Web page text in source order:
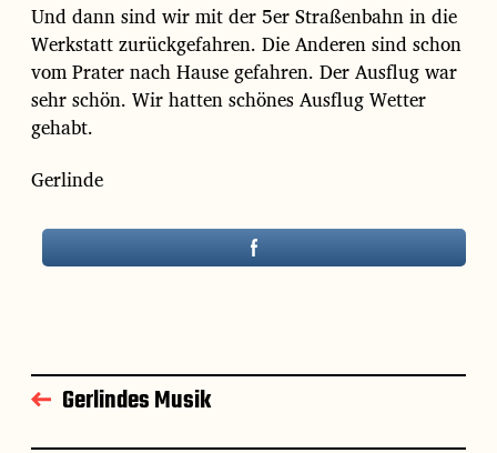
Und dann sind wir mit der 5er Straßenbahn in die
Werkstatt zurückgefahren. Die Anderen sind schon
vom Prater nach Hause gefahren. Der Ausflug war
sehr schön. Wir hatten schönes Ausflug Wetter
gehabt.
Gerlinde
Gerlindes Musik